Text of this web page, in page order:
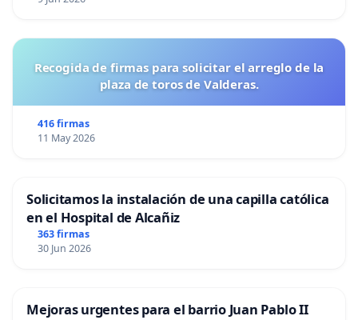
Recogida de firmas para solicitar el arreglo de la
plaza de toros de Valderas.
416 firmas
11 May 2026
Solicitamos la instalación de una capilla católica
en el Hospital de Alcañiz
363 firmas
30 Jun 2026
Mejoras urgentes para el barrio Juan Pablo II